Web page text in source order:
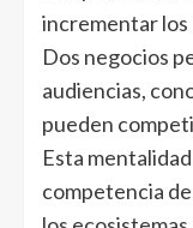
incrementar
Dos negocios
audiencias,
pueden
Esta
competencia